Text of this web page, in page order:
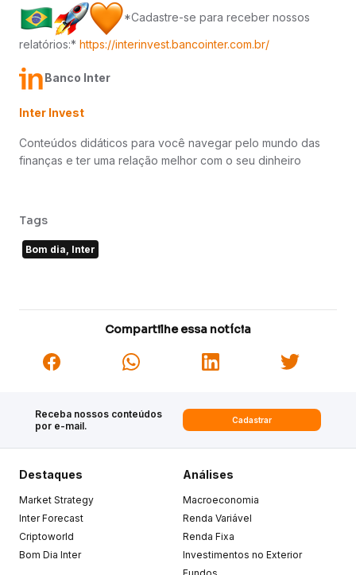
*Cadastre-se para receber nossos
relatórios:* https://interinvest.bancointer.com.br/
Banco Inter
Inter Invest
Conteúdos didáticos para você navegar pelo mundo das
finanças e ter uma relação melhor com o seu dinheiro
Tags
Bom dia, Inter
Compartilhe essa notícia
Receba nossos conteúdos
por e-mail.
Cadastrar
Destaques
Market Strategy
Inter Forecast
Criptoworld
Bom Dia Inter
Análises
Macroeconomia
Renda Variável
Renda Fixa
Investimentos no Exterior